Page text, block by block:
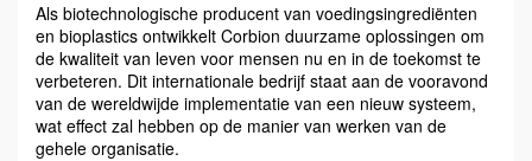
Als biotechnologische producent van voedingsingrediënten
en bioplastics ontwikkelt Corbion duurzame oplossingen om
de kwaliteit van leven voor mensen nu en in de toekomst te
verbeteren. Dit internationale bedrijf staat aan de vooravond
van de wereldwijde implementatie van een nieuw systeem,
wat effect zal hebben op de manier van werken van de
gehele organisatie.